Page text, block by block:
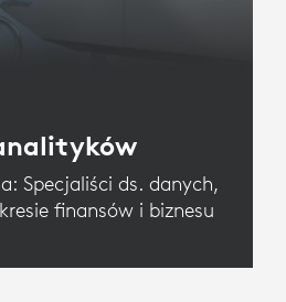
Specjaliści ds. danych,
finansów i biznesu